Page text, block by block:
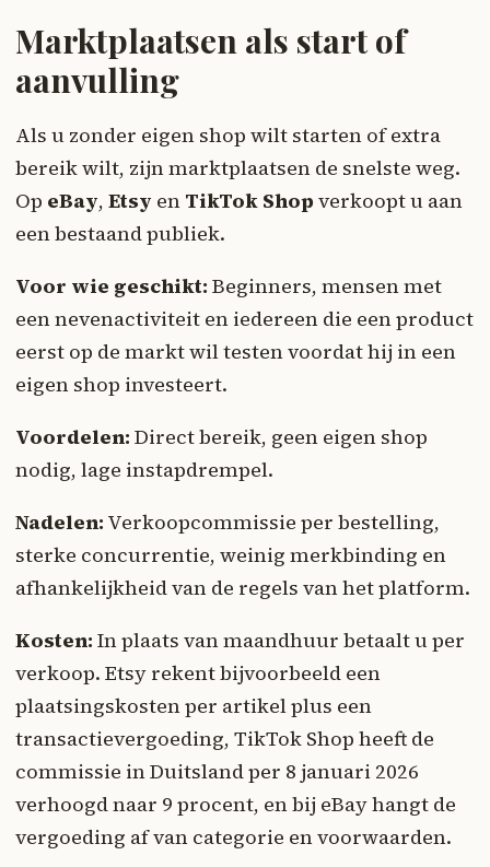
Marktplaatsen als start of
aanvulling
Als u zonder eigen shop wilt starten of extra
bereik wilt, zijn marktplaatsen de snelste weg.
Op eBay, Etsy en TikTok Shop verkoopt u aan
een bestaand publiek.
Voor wie geschikt: Beginners, mensen met
een nevenactiviteit en iedereen die een product
eerst op de markt wil testen voordat hij in een
eigen shop investeert.
Voordelen: Direct bereik, geen eigen shop
nodig, lage instapdrempel.
Nadelen: Verkoopcommissie per bestelling,
sterke concurrentie, weinig merkbinding en
afhankelijkheid van de regels van het platform.
Kosten: In plaats van maandhuur betaalt u per
verkoop. Etsy rekent bijvoorbeeld een
plaatsingskosten per artikel plus een
transactievergoeding, TikTok Shop heeft de
commissie in Duitsland per 8 januari 2026
verhoogd naar 9 procent, en bij eBay hangt de
vergoeding af van categorie en voorwaarden.